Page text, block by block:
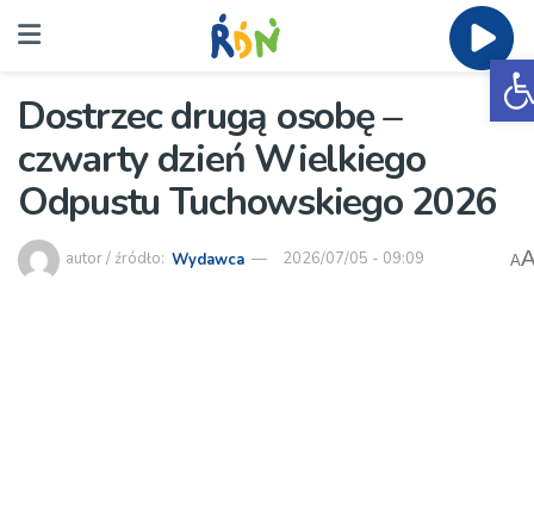
Dostrzec drugą osobę –
czwarty dzień Wielkiego
Odpustu Tuchowskiego 2026
autor / źródło: Wydawca 2026/07/05 - 09:09 A